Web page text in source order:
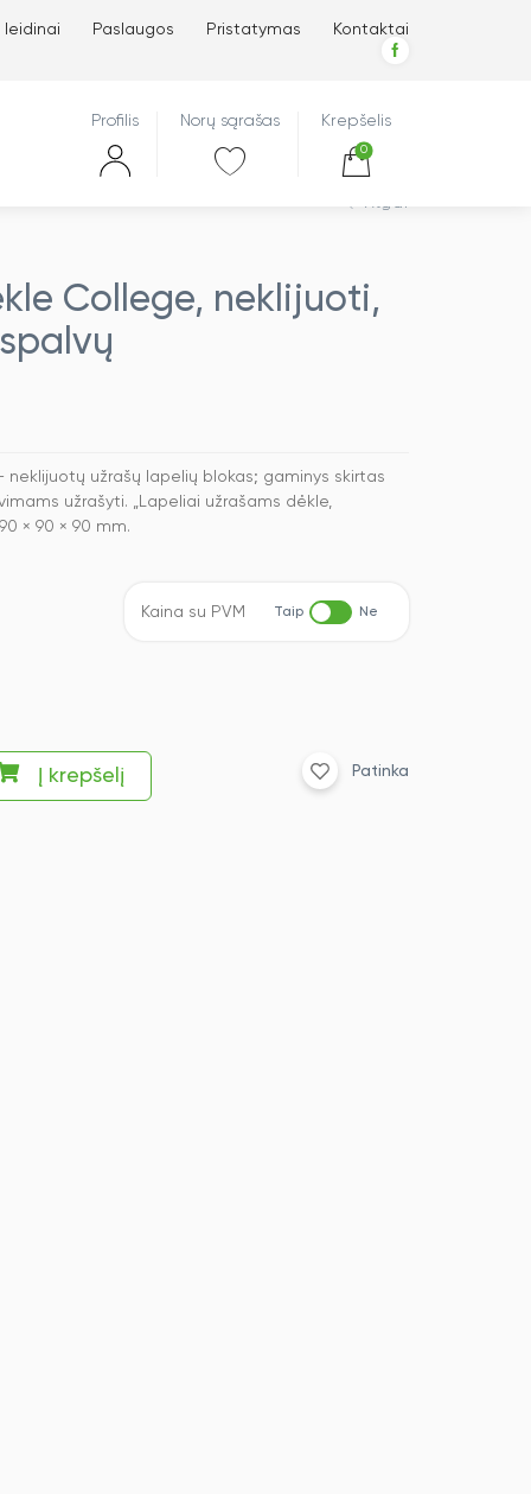
leidinai Paslaugos Pristatymas Kontaktai
Profilis Norų sąrašas Krepšelis
0
Atgal
College, neklijuoti,
neklijuotų užrašų lapelių blokas; gaminys skirtas
užrašyti. „Lapeliai užrašams dėkle,
× 90 × 90 mm.
Kaina su PVM Taip Ne
Į krepšelį Patinka